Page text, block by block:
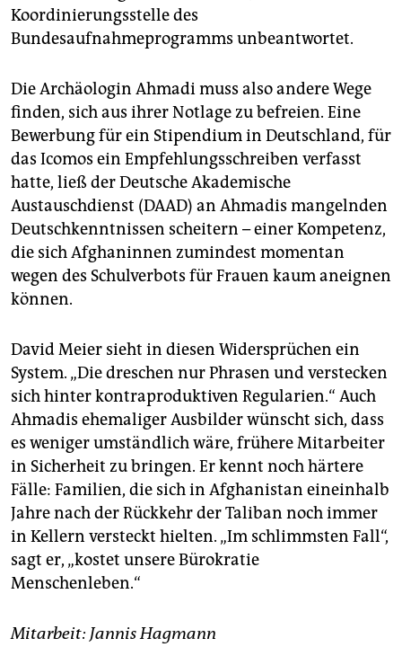
Koordinierungsstelle des
Bundesaufnahmeprogramms unbeantwortet.
Die Archäologin Ahmadi muss also andere Wege
finden, sich aus ihrer Notlage zu befreien. Eine
Bewerbung für ein Stipendium in Deutschland, für
das Icomos ein Empfehlungsschreiben verfasst
hatte, ließ der Deutsche Akademische
Austauschdienst (DAAD) an Ahmadis mangelnden
Deutschkenntnissen scheitern – einer Kompetenz,
die sich Afghaninnen zumindest momentan
wegen des Schulverbots für Frauen kaum aneignen
können.
David Meier sieht in diesen Widersprüchen ein
System. „Die dreschen nur Phrasen und verstecken
sich hinter kontraproduktiven Regularien.“ Auch
Ahmadis ehemaliger Ausbilder wünscht sich, dass
es weniger umständlich wäre, frühere Mitarbeiter
in Sicherheit zu bringen. Er kennt noch härtere
Fälle: Familien, die sich in Afghanistan eineinhalb
Jahre nach der Rückkehr der Taliban noch immer
in Kellern versteckt hielten. „Im schlimmsten Fall“,
sagt er, „kostet unsere Bürokratie
Menschenleben.“
Mitarbeit: Jannis Hagmann